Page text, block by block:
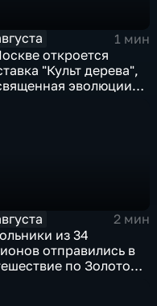
1 мин
откроется
"Культ дерева",
эволюции
2 мин
из 34
отправились в
по Золотому